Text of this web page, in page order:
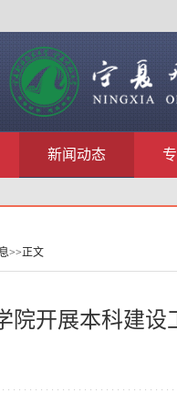
新闻动态
>>正文
院开展本科建设